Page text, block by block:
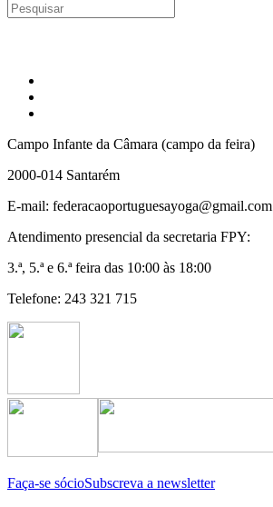
Campo Infante da Câmara (campo da feira)
2000-014 Santarém
E-mail: federacaoportuguesayoga@gmail.com
Atendimento presencial da secretaria FPY:
3.ª, 5.ª e 6.ª feira das 10:00 às 18:00
Telefone: 243 321 715
Faça-se sócioSubscreva a newsletter